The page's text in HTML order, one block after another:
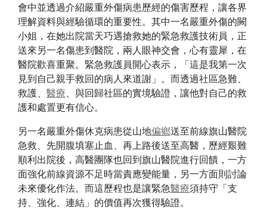
會中並透過介紹嚴重外傷病患歷經的傷害歷程，讓各界
理解資料與經驗循環的重要性。其中一名嚴重外傷的闕
小姐，在她出院當天巧遇搶救她的緊急救護技術員，正
送來另一名傷患到醫院，兩人眼神交會，心有靈犀，在
醫院歡喜重聚。緊急救護員開心表示，「這是我第一次
見到自己親手救回的病人來道謝」。而透過社區急難、
救護、 醫療、與回歸社區的實境驗證，讓他對自己的救
護和處置更有信心。
另一名嚴重外傷休克病患從山地偏鄉送至前線旗山醫院
急救、先開腹填塞止血、再上路後送至高醫，歷經艱難
順利出院後，高醫團隊也回到旗山醫院進行回饋，一方
面強化前線資源不足時當責應變能量，另一方面則討論
未來優化作法。而這歷程也是讓緊急醫療須持守「支
持、強化、連結」的價值再次獲得驗證。